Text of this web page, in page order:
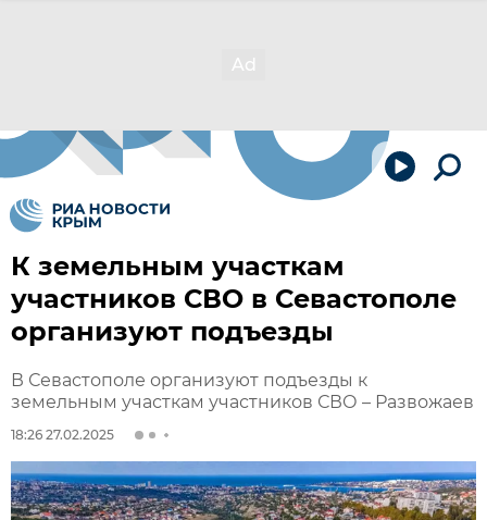
К земельным участкам
участников СВО в Севастополе
организуют подъезды
В Севастополе организуют подъезды к
земельным участкам участников СВО – Развожаев
18:26 27.02.2025